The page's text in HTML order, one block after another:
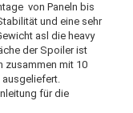
von Paneln bis
und eine sehr
asl die heavy
der Spoiler ist
zusammen mit 10
für die